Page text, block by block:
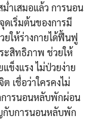
ำเสมอแล้ว การนอน
เริ่มต้นของการมี
ให้ร่างกายได้ฟื้นฟู
ะสิทธิภาพ ช่วยให้
ข็งแรง ไม่ป่วยง่าย
เชื่อว่าใครคงไม่
การนอนหลับพักผ่อน
กับการนอนหลับพัก